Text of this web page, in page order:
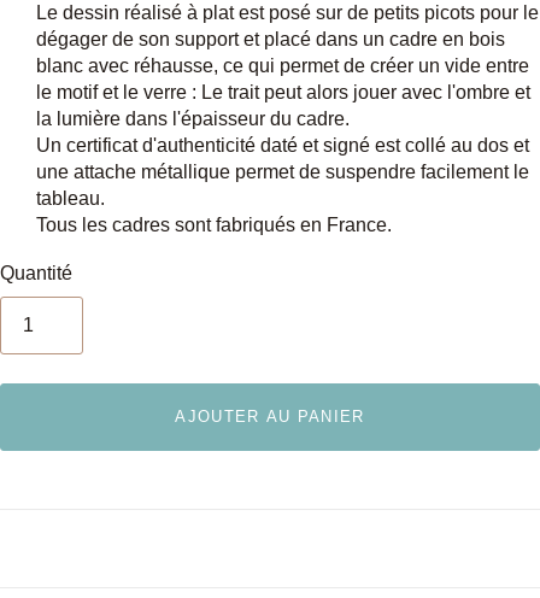
Le dessin réalisé à plat est posé sur de petits picots pour le
dégager de son support et placé dans un cadre en bois
blanc avec réhausse, ce qui permet de créer un vide entre
le motif et le verre : Le trait peut alors jouer avec l'ombre et
la lumière dans l'épaisseur du cadre.
Un certificat d'authenticité daté et signé est collé au dos et
une attache métallique permet de suspendre facilement le
tableau.
Tous les cadres sont fabriqués en France.
Quantité
AJOUTER AU PANIER